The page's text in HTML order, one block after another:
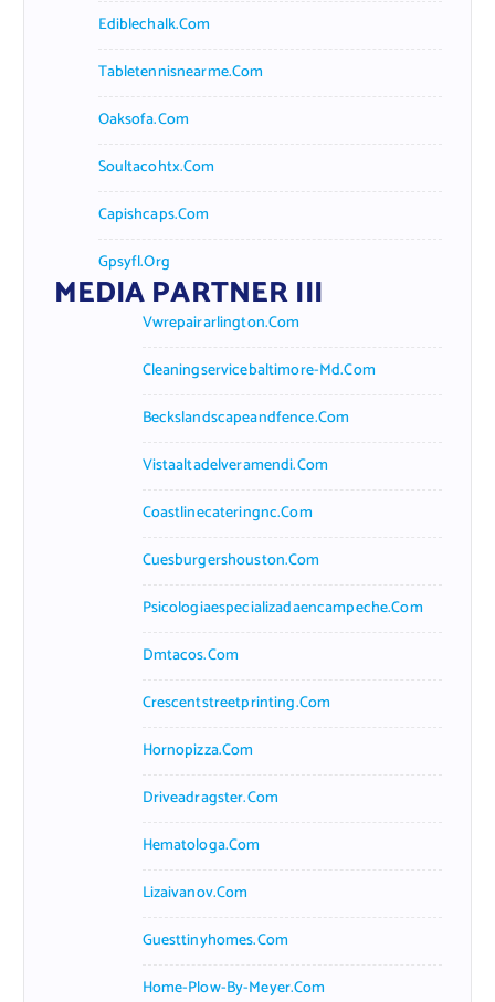
Ediblechalk.com
Tabletennisnearme.com
Oaksofa.com
Soultacohtx.com
Capishcaps.com
Gpsyfl.org
MEDIA PARTNER III
Vwrepairarlington.com
Cleaningservicebaltimore-Md.com
Beckslandscapeandfence.com
Vistaaltadelveramendi.com
Coastlinecateringnc.com
Cuesburgershouston.com
Psicologiaespecializadaencampeche.com
Dmtacos.com
Crescentstreetprinting.com
Hornopizza.com
Driveadragster.com
Hematologa.com
Lizaivanov.com
Guesttinyhomes.com
Home-Plow-By-Meyer.com